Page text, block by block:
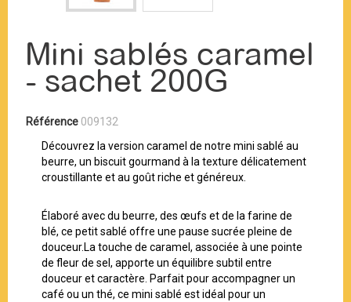
Mini sablés caramel
- sachet 200G
Référence 009132
Découvrez la version caramel de notre mini sablé au
beurre, un biscuit gourmand à la texture délicatement
croustillante et au goût riche et généreux.
Élaboré avec du beurre, des œufs et de la farine de
blé, ce petit sablé offre une pause sucrée pleine de
douceur.La touche de caramel, associée à une pointe
de fleur de sel, apporte un équilibre subtil entre
douceur et caractère. Parfait pour accompagner un
café ou un thé, ce mini sablé est idéal pour un